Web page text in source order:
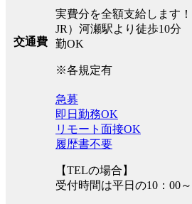
交通費
実費分を全額支給します！
JR）河瀬駅より徒歩10分
勤OK
※各規定有
急募
即日勤務OK
リモート面接OK
履歴書不要
【TELの場合】
受付時間は平日の10：00～